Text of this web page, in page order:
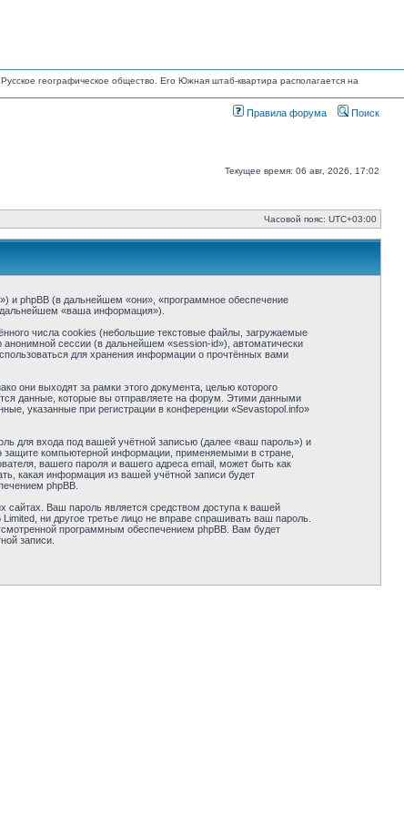
географическое общество. Его Южная штаб-квартира располагается на
Правила форума Поиск
Текущее время: 06 авг, 2026, 17:02
Часовой пояс: UTC+03:00
и phpBB (в дальнейшем «они», «программное обеспечение
«ваша информация»).
числа cookies (небольшие текстовые файлы, загружаемые
сессии (в дальнейшем «session-id»), автоматически
для хранения информации о прочтённых вами
они выходят за рамки этого документа, целью которого
данные, которые вы отправляете на форум. Этими данными
указанные при регистрации в конференции «Sevastopol.info»
для входа под вашей учётной записью (далее «ваш пароль») и
компьютерной информации, применяемыми в стране,
вашего пароля и вашего адреса email, может быть как
какая информация из вашей учётной записи будет
phpBB.
Ваш пароль является средством доступа к вашей
ни другое третье лицо не вправе спрашивать ваш пароль.
программным обеспечением phpBB. Вам будет
записи.